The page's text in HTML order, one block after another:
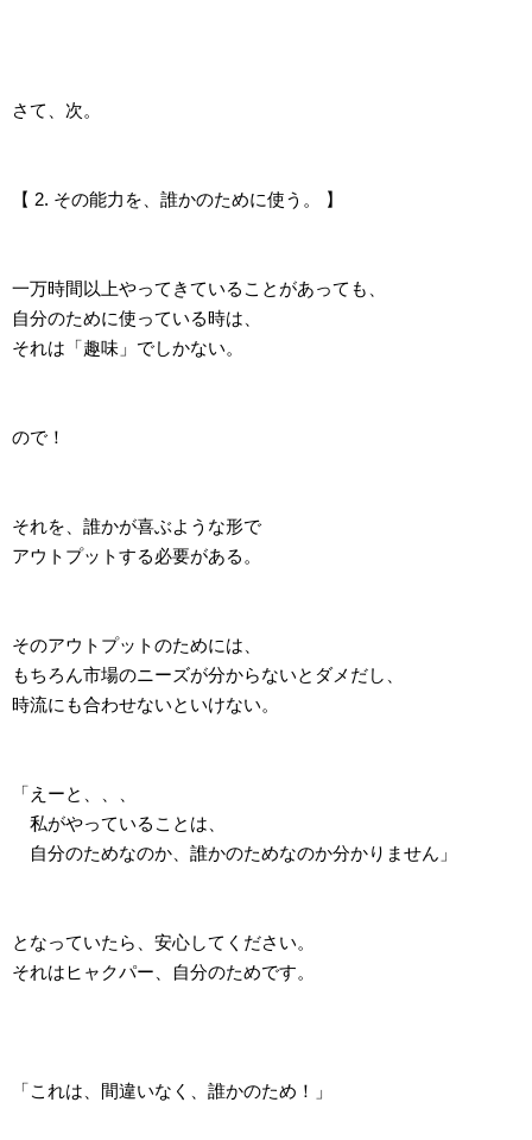
さて、次。
【 2. その能力を、誰かのために使う。 】
一万時間以上やってきていることがあっても、
自分のために使っている時は、
それは「趣味」でしかない。
ので！
それを、誰かが喜ぶような形で
アウトプットする必要がある。
そのアウトプットのためには、
もちろん市場のニーズが分からないとダメだし、
時流にも合わせないといけない。
「えーと、、、
私がやっていることは、
自分のためなのか、誰かのためなのか分かりません」
となっていたら、安心してください。
それはヒャクパー、自分のためです。
「これは、間違いなく、誰かのため！」